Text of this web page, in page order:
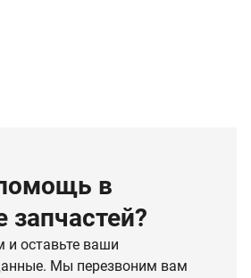
в
запчастей?
и оставьте ваши
Мы перезвоним вам